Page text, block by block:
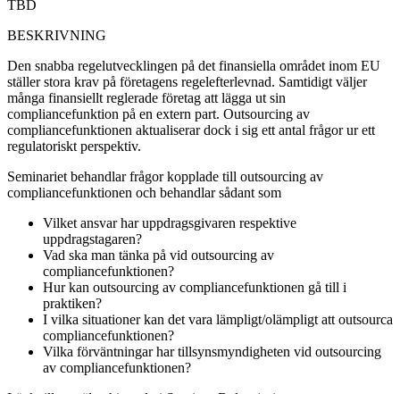
TBD
BESKRIVNING
Den snabba regelutvecklingen på det finansiella området inom EU
ställer stora krav på företagens regelefterlevnad. Samtidigt väljer
många finansiellt reglerade företag att lägga ut sin
compliancefunktion på en extern part. Outsourcing av
compliancefunktionen aktualiserar dock i sig ett antal frågor ur ett
regulatoriskt perspektiv.
Seminariet behandlar frågor kopplade till outsourcing av
compliancefunktionen och behandlar sådant som
Vilket ansvar har uppdragsgivaren respektive
uppdragstagaren?
Vad ska man tänka på vid outsourcing av
compliancefunktionen?
Hur kan outsourcing av compliancefunktionen gå till i
praktiken?
I vilka situationer kan det vara lämpligt/olämpligt att outsourca
compliancefunktionen?
Vilka förväntningar har tillsynsmyndigheten vid outsourcing
av compliancefunktionen?